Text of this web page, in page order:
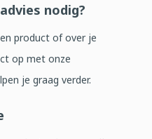
nodig?
product of over je
op met onze
je graag verder.